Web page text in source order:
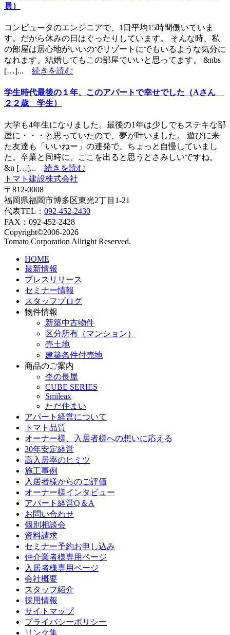
員）
コンピュータのエンジニアで、1日平均15時間働いていま
す。だから休みの日はぐったりしています。 そんな時、私
の部屋は居心地がいいのでリゾートにでもいるような気分に
なれます。結婚してもこの部屋でいいと思ってます。 &nbs
[…]... 続きを読む
学生時代最後の１年、このアパートで幸せでした（Aさん
２２歳 学生）
大学も4年生になりました。最後の1年は少しでもステキな部
屋に・・・と思っていたので、夢が叶いました。 遊びに来
た友達も「いいねー」の連発で、ちょっと自慢していまし
た。卒業と同時に、ここを出ると思うとさみしいですね。
&n […]... 続きを読む
トマト建設株式会社
〒812-0008
福岡県福岡市博多区東光2丁目1-21
代表TEL： 092-452-2430
FAX：092-452-2428
Copyright©2006-2026
Tomato Corporation Allright Reserved.
HOME
最新情報
プレスリリース
セミナー情報
スタッフブログ
物件情報
新築中古物件
区分所有（マンション）
売土地
建築条件付売地
商品のご案内
杢の長屋
CUBE SERIES
Smileax
ただ住まい
アパート経営について
トマト品質
オーナー様、入居者様への想いに応える
30年安定経営
高入居率のヒミツ
施工事例
入居者様からのご評価
オーナー様インタビュー
アパート経営Q＆A
お問い合わせ
個別相談会
資料請求
セミナー予約お申し込み
仲介業者様専用ページ
入居者様専用ページ
会社概要
スタッフ紹介
採用情報
サイトマップ
プライバシーポリシー
リンク集